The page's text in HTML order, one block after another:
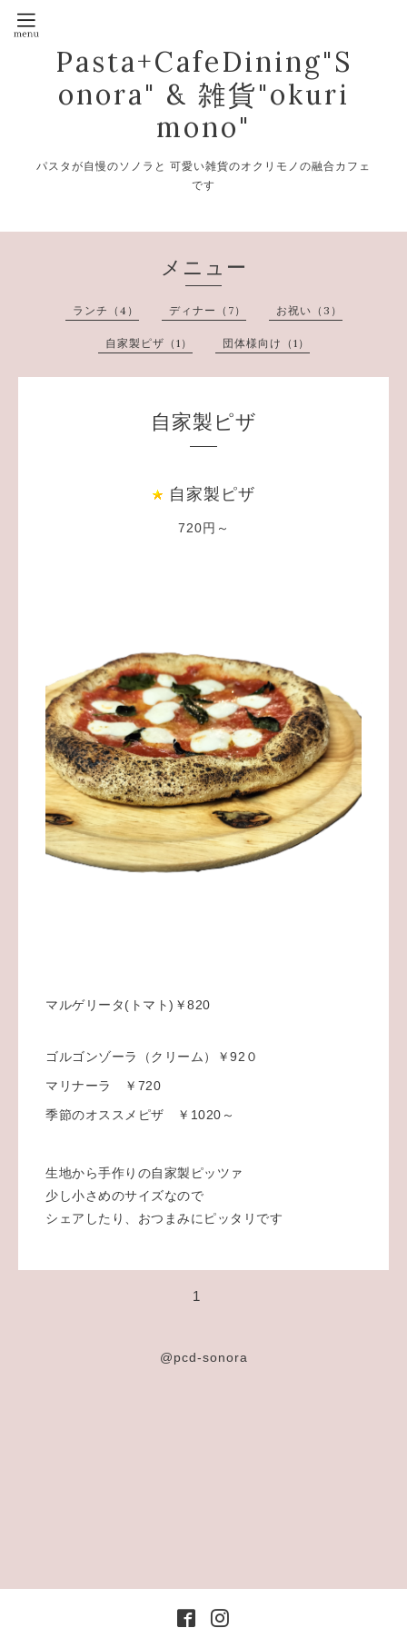
Pasta+CafeDining"S
onora" & 雑貨"okuri
mono"
パスタが自慢のソノラと 可愛い雑貨のオクリモノの融合カフェ
です
メニュー
ランチ（4） ディナー（7） お祝い（3）
自家製ピザ（1） 団体様向け（1）
自家製ピザ
自家製ピザ
720円～
マルゲリータ(トマト)￥820
ゴルゴンゾーラ（クリーム）￥92０
マリナーラ ￥720
季節のオススメピザ ￥1020～
生地から手作りの自家製ピッツァ
少し小さめのサイズなので
シェアしたり、おつまみにピッタリです
1
@pcd-sonora